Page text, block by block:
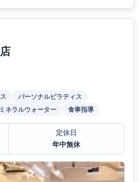
パーソナルピラティス
ミネラルウォーター 食事指導
定休日
年中無休